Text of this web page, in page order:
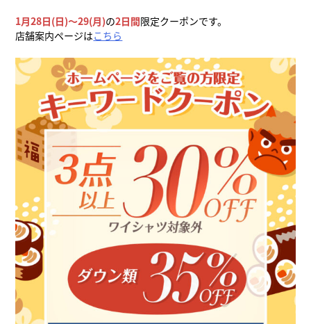
1月28日(日)〜29(月)の2日間限定クーポンです。
店舗案内ページはこちら